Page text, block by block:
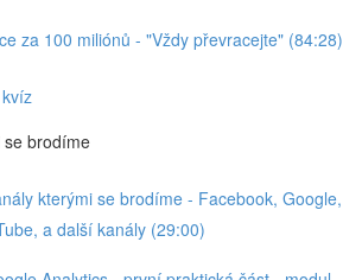
za 100 miliónů - "Vždy převracejte" (84:28)
se brodíme
kterými se brodíme - Facebook, Google,
a další kanály (29:00)